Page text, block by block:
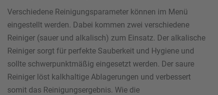
Verschiedene Reinigungsparameter können im Menü
eingestellt werden. Dabei kommen zwei verschiedene
Reiniger (sauer und alkalisch) zum Einsatz. Der alkalische
Reiniger sorgt für perfekte Sauberkeit und Hygiene und
sollte schwerpunktmäßig eingesetzt werden. Der saure
Reiniger löst kalkhaltige Ablagerungen und verbessert
somit das Reinigungsergebnis. Wie die